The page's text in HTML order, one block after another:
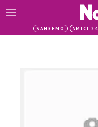
SANREMO AMICI 24